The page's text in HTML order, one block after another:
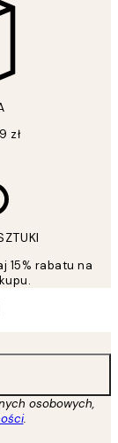
zł
15% rabatu na
osobowych,
.